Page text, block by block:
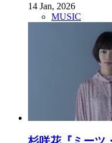
14 Jan, 2026
MUSIC